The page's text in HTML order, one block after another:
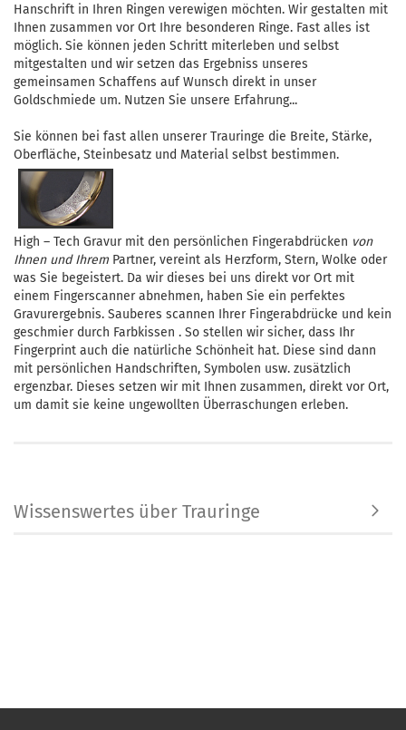
Hanschrift in Ihren Ringen verewigen möchten. Wir gestalten mit
Ihnen zusammen vor Ort Ihre besonderen Ringe. Fast alles ist
möglich. Sie können jeden Schritt miterleben und selbst
mitgestalten und wir setzen das Ergebniss unseres
gemeinsamen Schaffens auf Wunsch direkt in unser
Goldschmiede um. Nutzen Sie unsere Erfahrung...
Sie können bei fast allen unserer Trauringe die Breite, Stärke,
Oberfläche, Steinbesatz und Material selbst bestimmen.
High – Tech Gravur mit den persönlichen Fingerabdrücken von
Ihnen und Ihrem Partner, vereint als Herzform, Stern, Wolke oder
was Sie begeistert. Da wir dieses bei uns direkt vor Ort mit
einem Fingerscanner abnehmen, haben Sie ein perfektes
Gravurergebnis. Sauberes scannen Ihrer Fingerabdrücke und kein
geschmier durch Farbkissen . So stellen wir sicher, dass Ihr
Fingerprint auch die natürliche Schönheit hat. Diese sind dann
mit persönlichen Handschriften, Symbolen usw. zusätzlich
ergenzbar. Dieses setzen wir mit Ihnen zusammen, direkt vor Ort,
um damit sie keine ungewollten Überraschungen erleben.
Wissenswertes über Trauringe